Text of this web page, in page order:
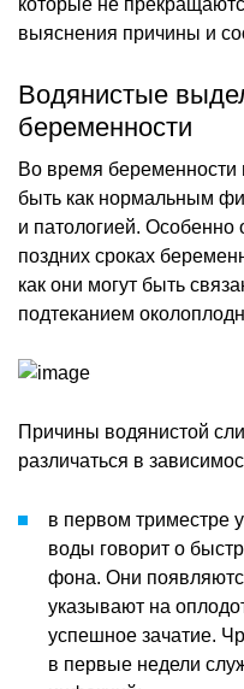
выяснения причины и
Водянистые
беременности
Во время беременности
быть как нормальным
и патологией.
поздних сроках
как они могут быть
подтеканием
Причины водянистой
различаться в
в первом триместре
воды говорит о
фона. Они
указывают на
успешное зачатие.
в первые недели